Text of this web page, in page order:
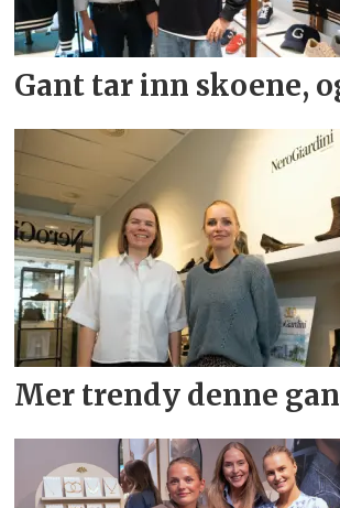
Gant tar inn skoene,
Mer trendy denne